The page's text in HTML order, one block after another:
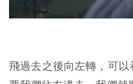
飛過去之後向左轉，可以